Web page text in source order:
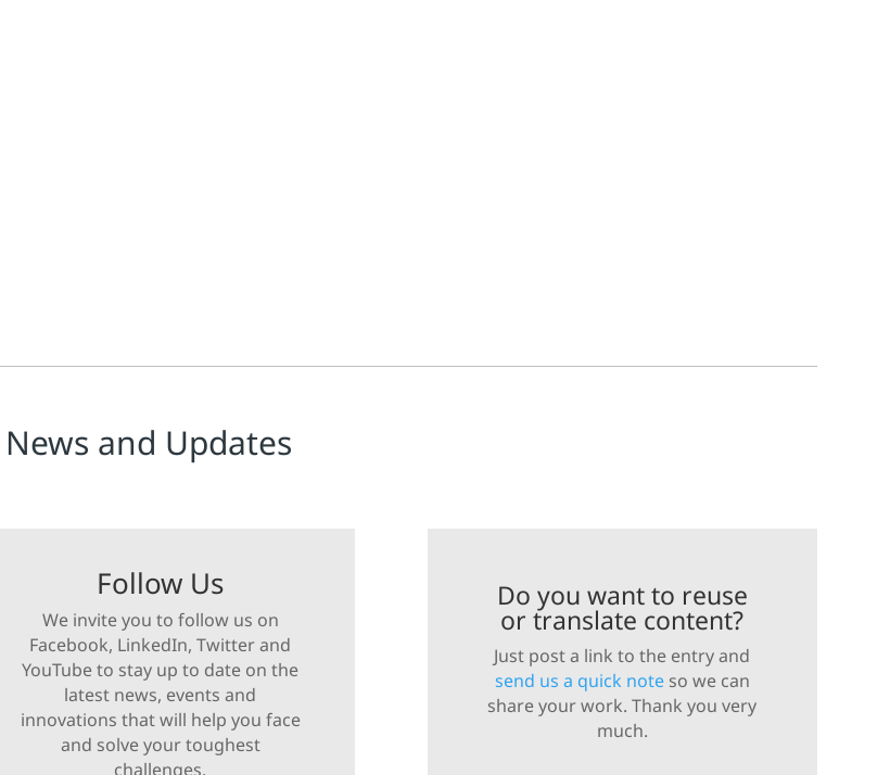
and Updates
Follow Us
We invite you to follow us on
Facebook, LinkedIn, Twitter and
YouTube to stay up to date on the
latest news, events and
innovations that will help you face
and solve your toughest
challenges.
Do you want to reuse
or translate content?
Just post a link to the entry and
send us a quick noteso we can
share your work. Thank you very
much.